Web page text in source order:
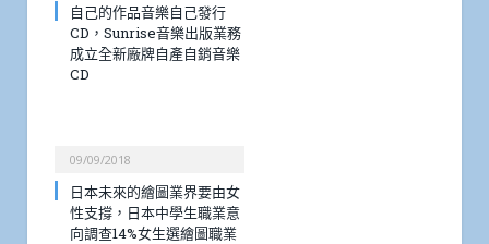
自己的作品音樂自己發行
CD，Sunrise音樂出版業務
成立全新廠牌自產自銷音樂
CD
09/09/2018
日本未來的繪圖業界要由女
性支撐，日本中學生職業意
向調查14%女生選繪圖職業